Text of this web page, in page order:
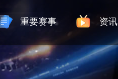
重要赛事 资讯